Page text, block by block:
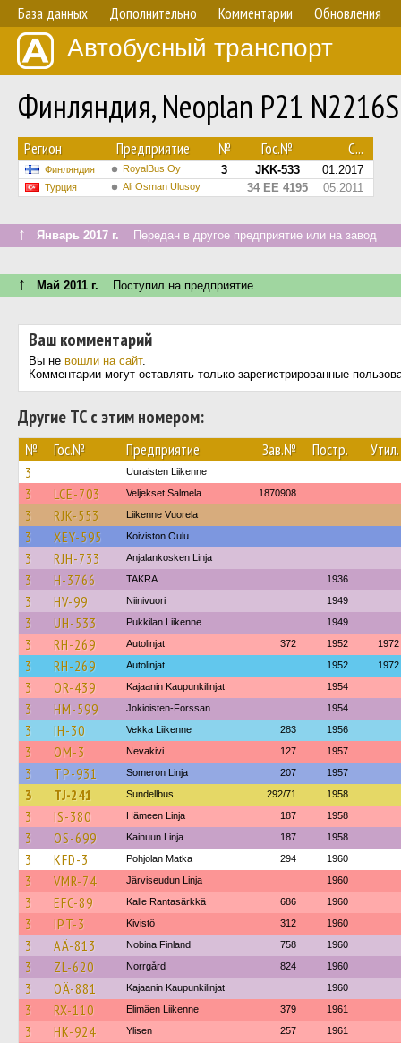
База данных Дополнительно Комментарии Обновления
Автобусный транспорт
Финляндия, Neoplan P21
Регион Предприятие № Гос.№ С...
Финляндия RoyalBus Oy 3 JKK-533 01.2017
Турция Ali Osman Ulusoy 34 EE 4195 05.2011
↑ Январь 2017 г. Передан в другое предприятие или на завод
↑ Май 2011 г. Поступил на предприятие
Ваш комментарий
Вы не вошли на сайт.
Комментарии могут оставлять только зарегистрированные
Другие ТС с этим номером:
№ Гос.№ Предприятие Зав.№ Постр. Утил.
3 Uuraisten Liikenne
3 LCE-703 Veljekset Salmela 1870908
3 RJK-553 Liikenne Vuorela
3 XEY-595 Koiviston Oulu
3 RJH-733 Anjalankosken Linja
3 H-3766 TAKRA 1936
3 HV-99 Niinivuori 1949
3 UH-533 Pukkilan Liikenne 1949
3 RH-269 Autolinjat 372 1952 1972
3 RH-269 Autolinjat 1952 1972
3 OR-439 Kajaanin Kaupunkilinjat 1954
3 HM-599 Jokioisten-Forssan 1954
3 IH-30 Vekka Liikenne 283 1956
3 OM-3 Nevakivi 127 1957
3 TP-931 Someron Linja 207 1957
3 TJ-241 Sundellbus 292/71 1958
3 IS-380 Hämeen Linja 187 1958
3 OS-699 Kainuun Linja 187 1958
3 KFD-3 Pohjolan Matka 294 1960
3 VMR-74 Järviseudun Linja 1960
3 EFC-89 Kalle Rantasärkkä 686 1960
3 IPT-3 Kivistö 312 1960
3 AÄ-813 Nobina Finland 758 1960
3 ZL-620 Norrgård 824 1960
3 OÄ-881 Kajaanin Kaupunkilinjat 1960
3 RX-110 Elimäen Liikenne 379 1961
3 HK-924 Ylisen 257 1961